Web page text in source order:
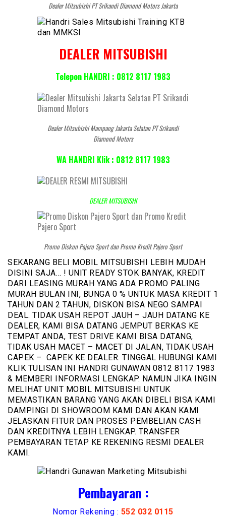
Dealer Mitsubishi PT Srikandi Diamond Motors Jakarta
DEALER MITSUBISHI
Telepon HANDRI : 0812 8117 1983
Dealer Mitsubishi Mampang Jakarta Selatan PT Srikandi
Diamond Motors
WA HANDRI Klik : 0812 8117 1983
DEALER MITSUBISHI
Promo Diskon Pajero Sport dan Promo Kredit Pajero Sport
SEKARANG BELI MOBIL MITSUBISHI LEBIH MUDAH
DISINI SAJA… ! UNIT READY STOK BANYAK, KREDIT
DARI LEASING MURAH YANG ADA PROMO PALING
MURAH BULAN INI, BUNGA 0 % UNTUK MASA KREDIT 1
TAHUN DAN 2 TAHUN, DISKON BISA NEGO SAMPAI
DEAL. TIDAK USAH REPOT JAUH – JAUH DATANG KE
DEALER, KAMI BISA DATANG JEMPUT BERKAS KE
TEMPAT ANDA, TEST DRIVE KAMI BISA DATANG,
TIDAK USAH MACET – MACET DI JALAN, TIDAK USAH
CAPEK – CAPEK KE DEALER. TINGGAL HUBUNGI KAMI
KLIK TULISAN INI HANDRI GUNAWAN 0812 8117 1983
& MEMBERI INFORMASI LENGKAP. NAMUN JIKA INGIN
MELIHAT UNIT MOBIL MITSUBISHI UNTUK
MEMASTIKAN BARANG YANG AKAN DIBELI BISA KAMI
DAMPINGI DI SHOWROOM KAMI DAN AKAN KAMI
JELASKAN FITUR DAN PROSES PEMBELIAN CASH
DAN KREDITNYA LEBIH LENGKAP. TRANSFER
PEMBAYARAN TETAP KE REKENING RESMI DEALER
KAMI.
Pembayaran :
Nomor Rekening : 552 032 0115